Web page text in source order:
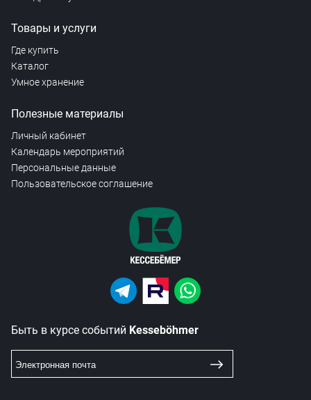
Товары и услуги
Где купить
Каталог
Умное хранение
Полезные материалы
Личный кабинет
Календарь мероприятий
Персональные данные
Пользовательское соглашение
Быть в курсе событий Kesseböhmer